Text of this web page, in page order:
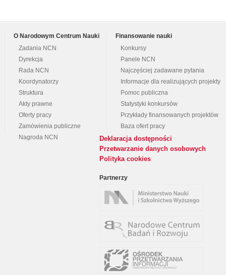
O Narodowym Centrum Nauki
Zadania NCN
Dyrekcja
Rada NCN
Koordynatorzy
Struktura
Akty prawne
Oferty pracy
Zamówienia publiczne
Nagroda NCN
Finansowanie nauki
Konkursy
Panele NCN
Najczęściej zadawane pytania
Informacje dla realizujących projekty
Pomoc publiczna
Statystyki konkursów
Przykłady finansowanych projektów
Baza ofert pracy
Deklaracja dostępności
Przetwarzanie danych osobowych
Polityka cookies
Partnerzy